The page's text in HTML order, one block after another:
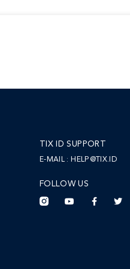
TIX ID SUPPORT
E-MAIL : HELP@TIX.ID
FOLLOW US